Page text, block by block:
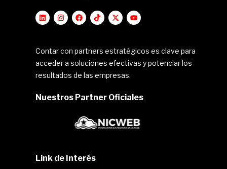
Contar con partners estratégicos es clave para
acceder a soluciones efectivas y potenciar los
resultados de las empresas.
Nuestros Partner Oficiales
Link de Interés